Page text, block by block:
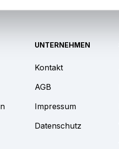
UNTERNEHMEN
Kontakt
AGB
Impressum
Datenschutz